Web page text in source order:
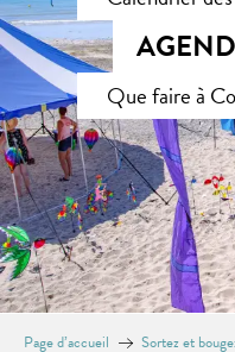
Que faire à
Page d’accueil Sortez et